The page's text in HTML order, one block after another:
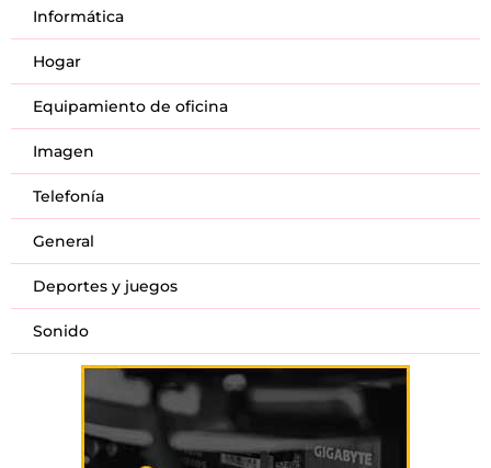
Informática
Hogar
Equipamiento de oficina
Imagen
Telefonía
General
Deportes y juegos
Sonido